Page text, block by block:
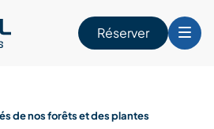
Réserver
de nos forêts et des plantes